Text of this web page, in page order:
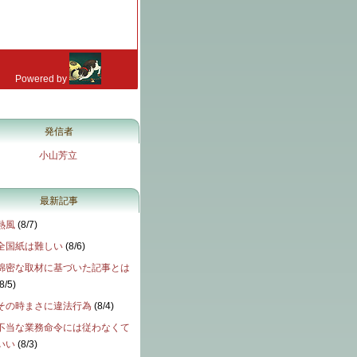
発信者
小山芳立
最新記事
風 (8/7)
国紙は難しい (8/6)
密な取材に基づいた記事とは
8/5)
の時まさに違法行為 (8/4)
当な業務命令には従わなくて
い (8/3)